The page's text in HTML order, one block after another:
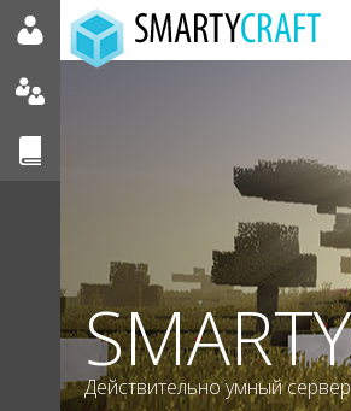
Действительно умный